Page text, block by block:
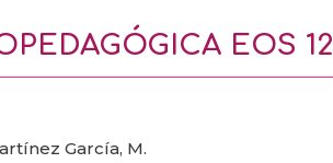
EOS 12
García, M.